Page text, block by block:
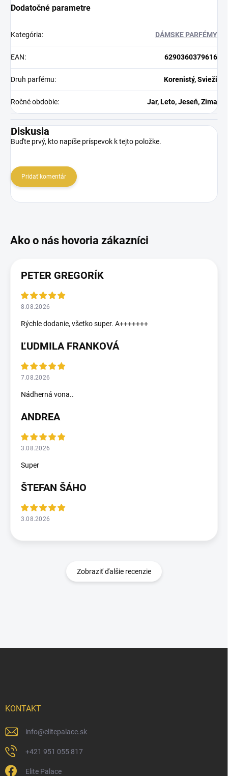
Dodatočné parametre
Kategória: DÁMSKE PARFÉMY
EAN: 6290360379616
Druh parfému: Korenistý, Svieži
Ročné obdobie: Jar, Leto, Jeseň, Zima
Diskusia
Buďte prvý, kto napíše príspevok k tejto položke.
Pridať komentár
PETER GREGORÍK
8.08.2026
Rýchle dodanie, všetko super. A+++++++
ĽUDMILA FRANKOVÁ
7.08.2026
Nádherná vona..
ANDREA
3.08.2026
Super
ŠTEFAN ŠÁHO
3.08.2026
Zobraziť ďalšie recenzie
KONTAKT
info@elitepalace.sk
+421 951 055 817
Elite Palace